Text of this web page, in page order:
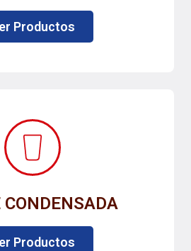
Productos
CONDENSADA
Productos